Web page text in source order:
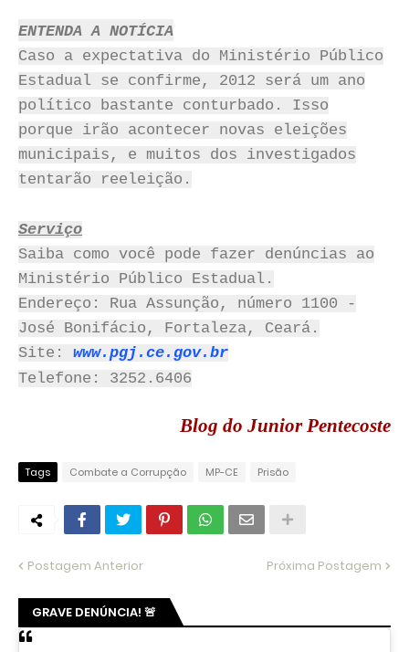
ENTENDA A NOTÍCIA
Caso a expectativa do Ministério Público
Estadual se confirme, 2012 será um ano
político bastante conturbado. Isso
porque irão acontecer novas eleições
municipais, e muitos dos investigados
tentarão reeleição.
Serviço
Saiba como você pode fazer denúncias ao
Ministério Público Estadual.
Endereço: Rua Assunção, número 1100 -
José Bonifácio, Fortaleza, Ceará.
Site: www.pgj.ce.gov.br
Telefone: 3252.6406
Blog do Junior Pentecoste
Tags Combate a Corrupção MP-CE Prisão
Postagem Anterior Próxima Postagem
GRAVE DENÚNCIA! 🚨